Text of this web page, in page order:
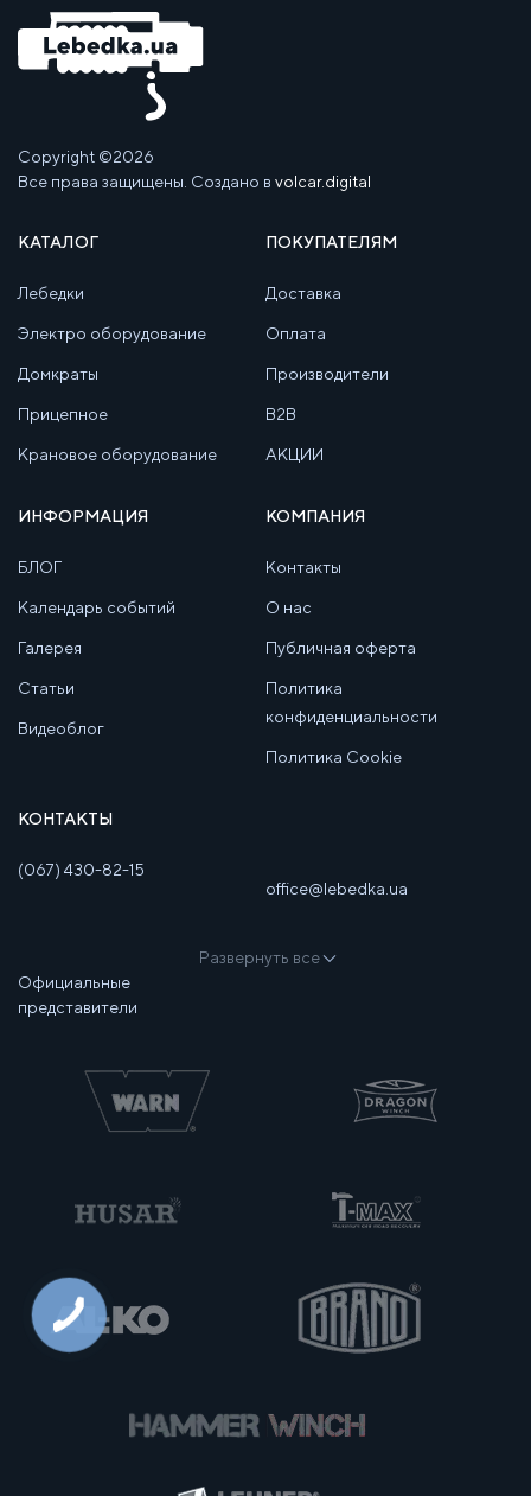
Copyright ©2026
Все права защищены. Создано в volcar.digital
КАТАЛОГ
Лебедки
Электро оборудование
Домкраты
Прицепное
Крановое оборудование
ПОКУПАТЕЛЯМ
Доставка
Оплата
Производители
B2B
АКЦИИ
ИНФОРМАЦИЯ
БЛОГ
Календарь событий
Галерея
Статьи
Видеоблог
КОМПАНИЯ
Контакты
О нас
Публичная оферта
Политика
конфиденциальности
Политика Cookie
КОНТАКТЫ
(067) 430-82-15
office@lebedka.ua
Развернуть все
Официальные
представители